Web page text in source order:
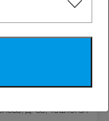
д. 5а, Таштагол